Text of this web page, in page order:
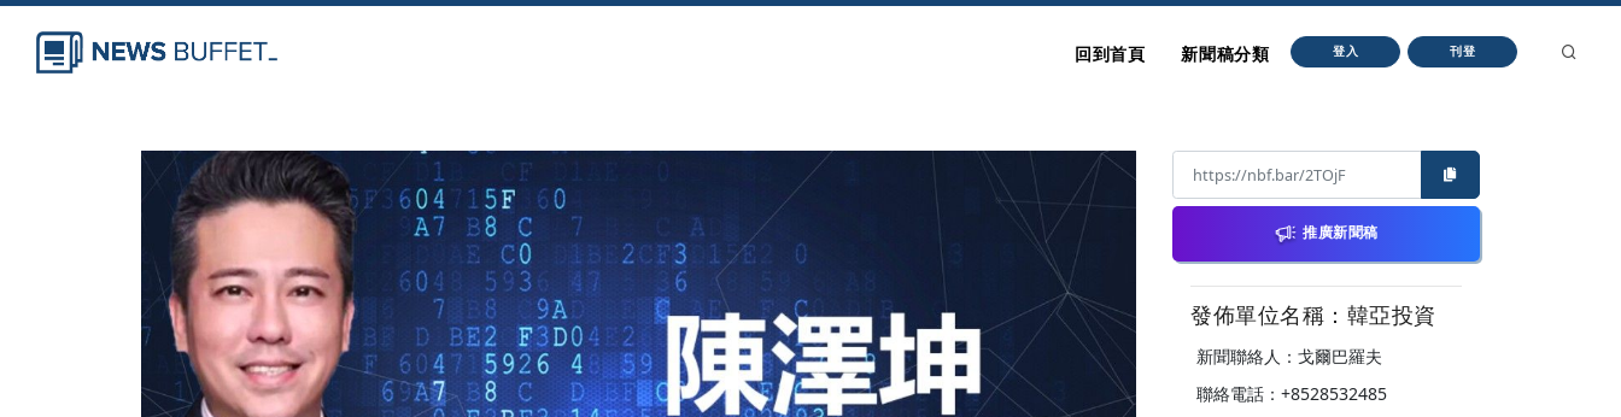
回到首頁 新聞稿分類 登入 刊登
推廣新聞稿
發佈單位名稱：韓亞投資
新聞聯絡人：戈爾巴羅夫
聯絡電話：+8528532485